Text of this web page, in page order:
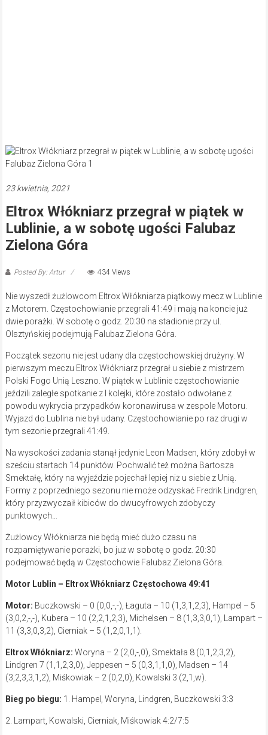
23 kwietnia, 2021
Eltrox Włókniarz przegrał w piątek w
Lublinie, a w sobotę ugości Falubaz
Zielona Góra
Posted By: Artur 434 Views
Nie wyszedł żużlowcom Eltrox Włókniarza piątkowy mecz w Lublinie
z Motorem. Częstochowianie przegrali 41:49 i mają na koncie już
dwie porażki. W sobotę o godz. 20:30 na stadionie przy ul.
Olsztyńskiej podejmują Falubaz Zielona Góra.
Początek sezonu nie jest udany dla częstochowskiej drużyny. W
pierwszym meczu Eltrox Włókniarz przegrał u siebie z mistrzem
Polski Fogo Unią Leszno. W piątek w Lublinie częstochowianie
jeździli zaległe spotkanie z I kolejki, które zostało odwołane z
powodu wykrycia przypadków koronawirusa w zespole Motoru.
Wyjazd do Lublina nie był udany. Częstochowianie po raz drugi w
tym sezonie przegrali 41:49.
Na wysokości zadania stanął jedynie Leon Madsen, który zdobył w
sześciu startach 14 punktów. Pochwalić też można Bartosza
Smektałę, który na wyjeździe pojechał lepiej niż u siebie z Unią.
Formy z poprzedniego sezonu nie może odzyskać Fredrik Lindgren,
który przyzwyczaił kibiców do dwucyfrowych zdobyczy
punktowych…
Żużlowcy Włókniarza nie będą mieć dużo czasu na
rozpamiętywanie porażki, bo już w sobotę o godz. 20:30
podejmować będą w Częstochowie Falubaz Zielona Góra.
Motor Lublin – Eltrox Włókniarz Częstochowa 49:41
Motor: Buczkowski – 0 (0,0,-,-), Łaguta – 10 (1,3,1,2,3), Hampel – 5
(3,0,2,-,-), Kubera – 10 (2,2,1,2,3), Michelsen – 8 (1,3,3,0,1), Lampart –
11 (3,3,0,3,2), Cierniak – 5 (1,2,0,1,1).
Eltrox Włókniarz: Woryna – 2 (2,0,-,0), Smektała 8 (0,1,2,3,2),
Lindgren 7 (1,1,2,3,0), Jeppesen – 5 (0,3,1,1,0), Madsen – 14
(3,2,3,3,1,2), Miśkowiak – 2 (0,2,0), Kowalski 3 (2,1,w).
Bieg po biegu: 1. Hampel, Woryna, Lindgren, Buczkowski 3:3
2. Lampart, Kowalski, Cierniak, Miśkowiak 4:2/7:5